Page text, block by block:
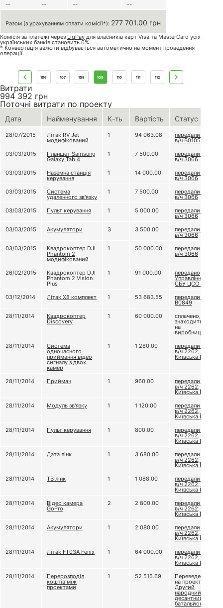
-- -- -- --
Разом (з урахуванням сплати комісії*): 277 701.00 грн
Комісія за платежі через LiqPay для власників карт Visa та MasterCard усіх
українських банків становить 0%.
* Конвертація валюти відбувається автоматично на момент проведення
операції.
106 107 108 109 110 111 112
Витрати
994 392 грн
Поточні витрати по проекту
Дата Найменування К-ть Вартість Статус
28/07/2015 Літак RV Jet
модифікований
1 94 063.08 передали до
в/ч В0105
03/03/2015
Планшет Samsung
Galaxy Tab 4
1 7 500.00 передали до
в/ч 3066
03/03/2015
Наземна станція
керування
1 14 000.00 передали до
в/ч 3066
03/03/2015
Система
удаленного зв'язку
1 7 500.00 передали до
в/ч 3066
03/03/2015
Пульт керування 1 5 000.00 передали до
в/ч 3066
03/03/2015
Акумулятори 3 3 500.00 передали до
в/ч 3066
03/03/2015
Квадрокоптер DJI
Phantom 2
модифікований
1 50 000.00 передали до
в/ч 3066
26/02/2015 Квадрокоптер DJI
Phantom 2 Vision
Plus
1 91 000.00 передано
Управлінню
СБУ ЦСО "А"
03/12/2014
Літак Х8 комплект 1 53 683.55 передали В/Ч
В0849
28/11/2014
Квадрокоптер
Discovery
1 60 000.00 сплачено,
знаходиться
на
виробництві
28/11/2014
Система
одночасного
приймання відео
сигналу з двох
камер
1 1 280.00 передали до
в/ч 2262, бат.
Київська Русь
28/11/2014 Приймач 1 960.00 передали до
в/ч 2262, бат.
Київська Русь
28/11/2014
Модуль зв'язку 1 1 120.00 передали до
в/ч 2262, бат.
Київська Русь
28/11/2014
Пульт керування 1 800.00 передали до
в/ч 2262, бат.
Київська Русь
28/11/2014
Дата лінк 1 3 680.00 передали до
в/ч 2262, бат.
Київська Русь
28/11/2014
ТВ лінк 1 1 088.00 передали до
в/ч 2262, бат.
Київська Русь
28/11/2014
Відео камера
GoPro
2 2 800.00 передали до
в/ч 2262, бат.
Київська Русь
28/11/2014
Акумулятори 1 2 080.00 передали до
в/ч 2262, бат.
Київська Русь
28/11/2014
Літак FT03A Fenix 1 64 000.00 передали до
в/ч 2262, бат.
Київська Русь
28/11/2014
Перерозподіл
коштів між
проектами
1 52 515.69 Переведено
на проект
Другий
народний
десантний
батальйон